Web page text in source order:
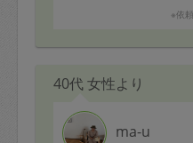
※依
40代 女性より
ma-u